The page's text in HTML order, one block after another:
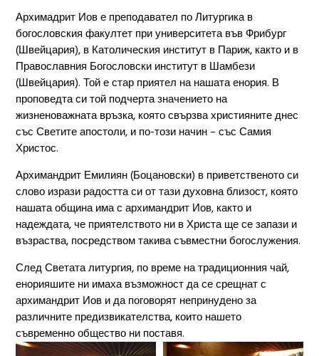
Архимадрит Иов е преподавател по Литургика в
богословския факултет при университета във Фрибург
(Швейцария), в Католическия институт в Париж, както и в
Православния Богословски институт в Шамбези
(Швейцария). Той е стар приятел на нашата енория. В
проповедта си той подчерта значението на
жизненоважната връзка, която свързва християните днес
със Светите апостоли, и по-този начин – със Самия
Христос.
Архимандрит Емилиян (Боцановски) в приветственото си
слово изрази радостта си от тази духовна близост, която
нашата община има с архимандрит Иов, както и
надеждата, че приятелството ни в Христа ще се запази и
възраства, посредством такива съвместни богослужения.
След Светата литургия, по време на традиционния чай,
енорияшите ни имаха възможност да се срещнат с
архимандрит Иов и да поговорят непринудено за
различните предизвикателства, които нашето
съвременно общество ни поставя.